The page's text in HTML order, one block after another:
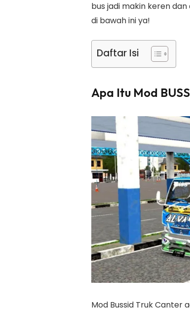
bus jadi makin keren
di bawah ini ya!
Daftar Isi
Apa Itu Mod
Mod Bussid Truk Canter